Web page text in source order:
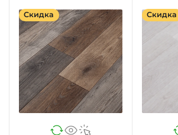
Скидка Скидка